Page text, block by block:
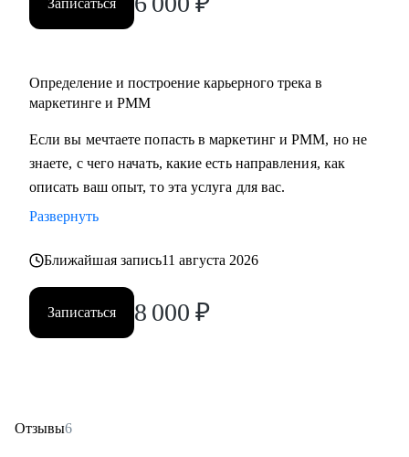
• Middle/senior специалистам в маркетинге и PMM для
• Всем, кто точно понимает, что хочет попасть в Digital-
маркетинг и PMM, но не знает, какие бывают направления,
с чего можно начать, в какую сторону двигаться.
Записаться
Определение и построение карьерного трека в
маркетинге и PMM
Если вы мечтаете попасть в маркетинг и PMM, но не
знаете, с чего начать, какие есть направления, как
описать ваш опыт, то эта услуга для вас.
Развернуть
Ближайшая запись11 августа 2026
Записаться 8 000 ₽
Отзывы6